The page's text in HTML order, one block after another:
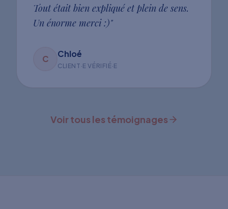
Tout était bien expliqué et plein de sens.
Un énorme merci :)"
C Chloé
CLIENT·E VÉRIFIÉ·E
Voir tous les témoignages